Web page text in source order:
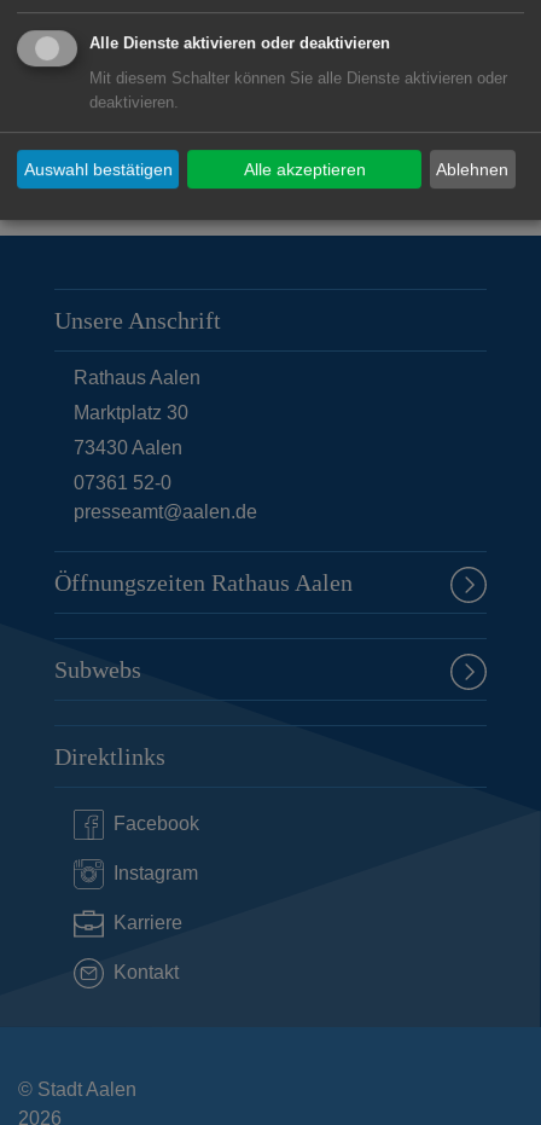
Unsere Anschrift
Rathaus Aalen
Marktplatz 30
73430Aalen
07361 52-0
presseamt@aalen.de
Öffnungszeiten Rathaus Aalen
Subwebs
Direktlinks
Facebook
Instagram
Karriere
Kontakt
© Stadt Aalen
2026
Alle Dienste aktivieren oder deaktivieren
Mit diesem Schalter können Sie alle Dienste aktivieren oder
deaktivieren.
Ablehnen
Auswahl bestätigen Alle akzeptieren